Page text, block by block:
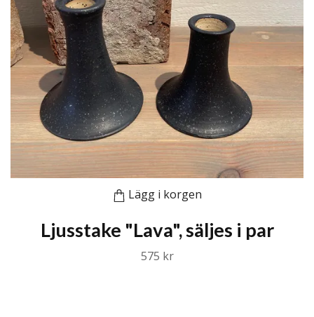
Lägg i korgen
Ljusstake "Lava", säljes i par
575 kr